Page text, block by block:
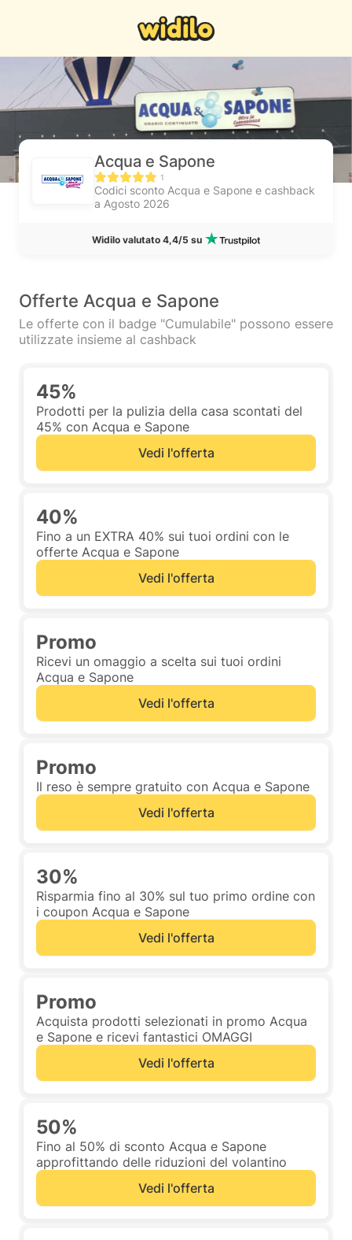
Acqua e Sapone
1
Codici sconto Acqua e Sapone e cashback
a Agosto 2026
Widilo valutato 4,4/5 su
Offerte Acqua e Sapone
Le offerte con il badge "Cumulabile" possono essere
utilizzate insieme al cashback
45%
Prodotti per la pulizia della casa scontati del
45% con Acqua e Sapone
Vedi l'offerta
40%
Fino a un EXTRA 40% sui tuoi ordini con le
offerte Acqua e Sapone
Vedi l'offerta
Promo
Ricevi un omaggio a scelta sui tuoi ordini
Acqua e Sapone
Vedi l'offerta
Promo
Il reso è sempre gratuito con Acqua e Sapone
Vedi l'offerta
30%
Risparmia fino al 30% sul tuo primo ordine con
i coupon Acqua e Sapone
Vedi l'offerta
Promo
Acquista prodotti selezionati in promo Acqua
e Sapone e ricevi fantastici OMAGGI
Vedi l'offerta
50%
Fino al 50% di sconto Acqua e Sapone
approfittando delle riduzioni del volantino
Vedi l'offerta